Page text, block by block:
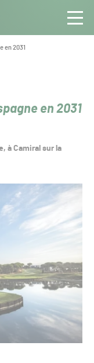
en 2031
en 2031
à Camiral sur la